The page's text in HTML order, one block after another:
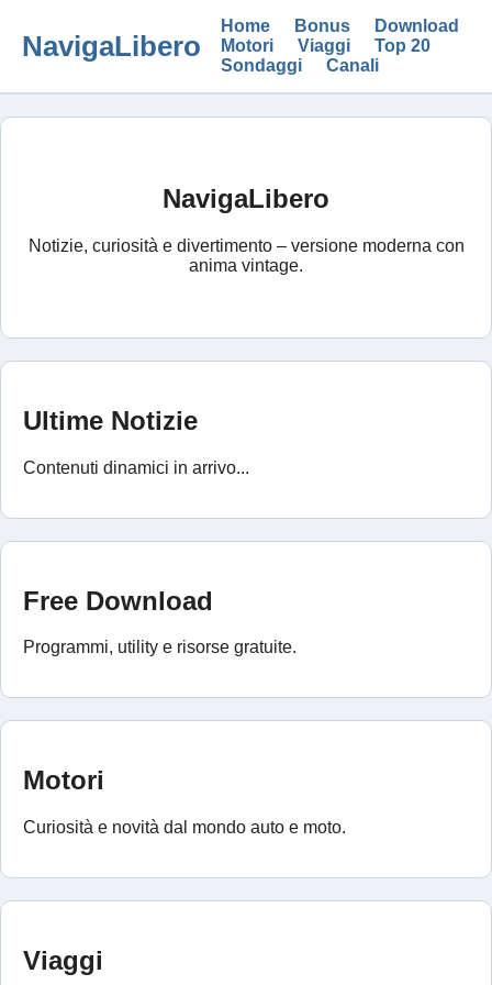
NavigaLibero
Home Bonus
Download
Motori
Viaggi
Top 20
Sondaggi
Canali
NavigaLibero
Notizie, curiosità e divertimento – versione moderna con
anima vintage.
Ultime Notizie
Contenuti dinamici in arrivo...
Free Download
Programmi, utility e risorse gratuite.
Motori
Curiosità e novità dal mondo auto e moto.
Viaggi